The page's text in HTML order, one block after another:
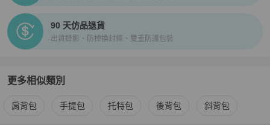
90 天仿品退貨
出貨錄影、防掉換封條、雙重防護包裝
更多相似類別
更多Cartier 女包相似商品推薦
肩背包 手提包 托特包 後背包 斜背包